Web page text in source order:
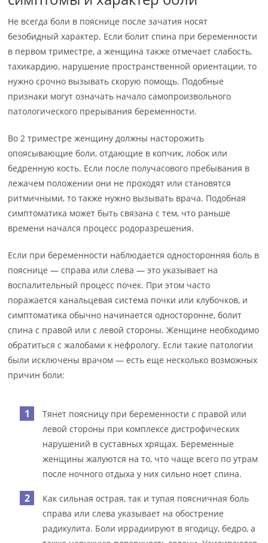
Не всегда боли в пояснице после зачатия носят
безобидный характер. Если болит спина при беременности
в первом триместре, а женщина также отмечает слабость,
тахикардию, нарушение пространственной ориентации, то
нужно срочно вызывать скорую помощь. Подобные
признаки могут означать начало самопроизвольного
патологического прерывания беременности.
Во 2 триместре женщину должны насторожить
опоясывающие боли, отдающие в копчик, лобок или
бедренную кость. Если после получасового пребывания в
лежачем положении они не проходят или становятся
ритмичными, то также нужно вызывать врача. Подобная
симптоматика может быть связана с тем, что раньше
времени начался процесс родоразрешения.
Если при беременности наблюдается односторонняя боль в
пояснице — справа или слева — это указывает на
воспалительный процесс почек. При этом часто
поражается канальцевая система почки или клубочков, и
симптоматика обычно начинается односторонне, болит
спина с правой или с левой стороны. Женщине необходимо
обратиться с жалобами к нефрологу. Если такие патологии
были исключены врачом — есть еще несколько возможных
причин боли:
Тянет поясницу при беременности с правой или
левой стороны при комплексе дистрофических
нарушений в суставных хрящах. Беременные
женщины жалуются на то, что чаще всего по утрам
после ночного отдыха у них сильно ноет спина.
Как сильная острая, так и тупая поясничная боль
справа или слева указывает на обострение
радикулита. Боли иррадиируют в ягодицу, бедро, а